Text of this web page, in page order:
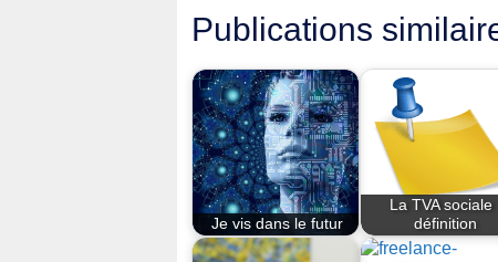
Publications
Je vis dans le futur
La TVA sociale
définition